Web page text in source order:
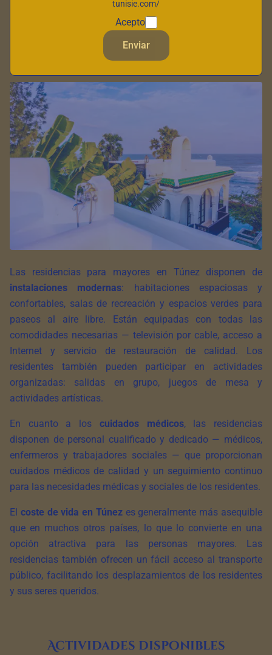
Las residencias para mayores en Túnez ofrecen un entorno
seguro y confortable, con cuidados médicos de calidad y
Las residencias para mayores en Túnez disponen de
instalaciones modernas: habitaciones espaciosas y
confortables, salas de recreación y espacios verdes para
paseos al aire libre. Están equipadas con todas las
comodidades necesarias — televisión por cable, acceso a
Internet y servicio de restauración de calidad. Los
residentes también pueden participar en actividades
organizadas: salidas en grupo, juegos de mesa y
actividades artísticas.
En cuanto a los cuidados médicos, las residencias
disponen de personal cualificado y dedicado — médicos,
enfermeros y trabajadores sociales — que proporcionan
cuidados médicos de calidad y un seguimiento continuo
para las necesidades médicas y sociales de los residentes.
El coste de vida en Túnezes generalmente más asequible
que en muchos otros países, lo que lo convierte en una
opción atractiva para las personas mayores. Las
residencias también ofrecen un fácil acceso al transporte
público, facilitando los desplazamientos de los residentes
y sus seres queridos.
Actividades disponibles
tunisie.com/
Acepto
Enviar